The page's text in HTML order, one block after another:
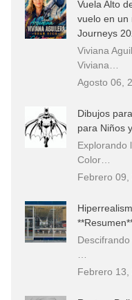
Vuela Alto
vuelo en un
Journeys
Viviana
Viviana…
Agosto 06,
Dibujos
para Niños
Explorando
Color…
Febrero 09,
Febrero 13,